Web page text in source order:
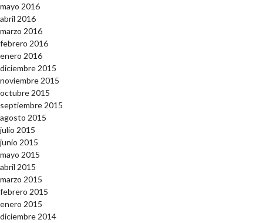
mayo 2016
abril 2016
marzo 2016
febrero 2016
enero 2016
diciembre 2015
noviembre 2015
octubre 2015
septiembre 2015
agosto 2015
julio 2015
junio 2015
mayo 2015
abril 2015
marzo 2015
febrero 2015
enero 2015
diciembre 2014